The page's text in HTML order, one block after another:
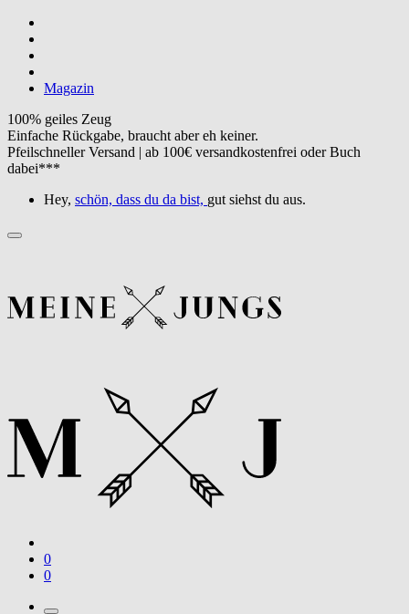
Magazin
100% geiles Zeug
Einfache Rückgabe, braucht aber eh keiner.
Pfeilschneller Versand | ab 100€ versandkostenfrei oder Buch
dabei***
Hey, schön, dass du da bist, gut siehst du aus.
0
0